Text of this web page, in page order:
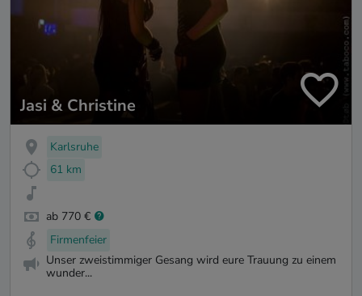
Jasi & Christine
Karlsruhe
61 km
ab 770 €
Firmenfeier
Unser zweistimmiger Gesang wird eure Trauung zu einem
wunder...